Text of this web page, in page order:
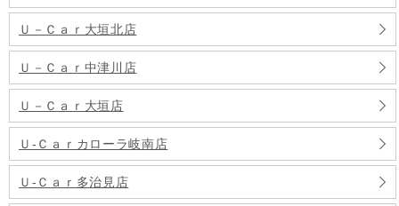
Ｕ－Ｃａｒ大垣北店
Ｕ－Ｃａｒ中津川店
Ｕ－Ｃａｒ大垣店
Ｕ‐Ｃａｒカローラ岐南店
Ｕ‐Ｃａｒ多治見店